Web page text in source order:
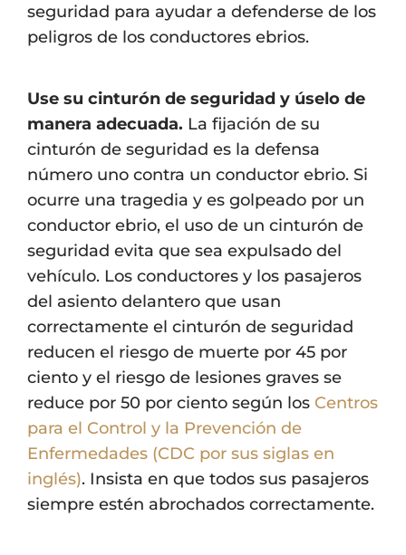
seguridad para ayudar a defenderse de los
peligros de los conductores ebrios.
Use su cinturón de seguridad y úselo de
manera adecuada. La fijación de su
cinturón de seguridad es la defensa
número uno contra un conductor ebrio. Si
ocurre una tragedia y es golpeado por un
conductor ebrio, el uso de un cinturón de
seguridad evita que sea expulsado del
vehículo. Los conductores y los pasajeros
del asiento delantero que usan
correctamente el cinturón de seguridad
reducen el riesgo de muerte por 45 por
ciento y el riesgo de lesiones graves se
reduce por 50 por ciento según los Centros
para el Control y la Prevención de
Enfermedades (CDC por sus siglas en
inglés). Insista en que todos sus pasajeros
siempre estén abrochados correctamente.